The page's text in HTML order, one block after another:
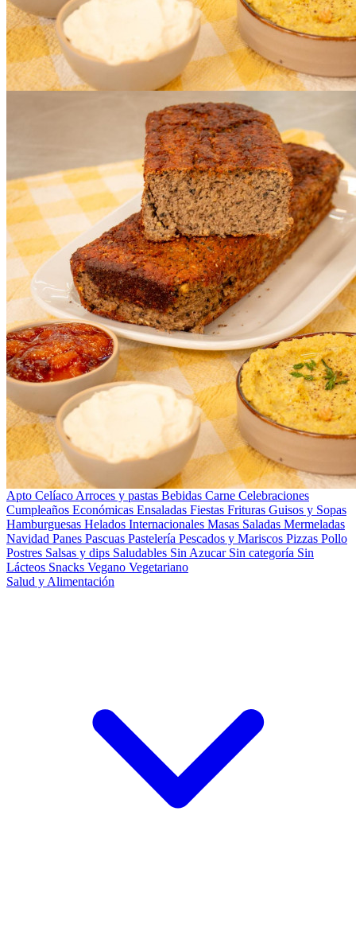
Apto Celíaco Arroces y pastas Bebidas Carne Celebraciones
Cumpleaños Económicas Ensaladas Fiestas Frituras Guisos y Sopas
Hamburguesas Helados Internacionales Masas Saladas Mermeladas
Navidad Panes Pascuas Pastelería Pescados y Mariscos Pizzas Pollo
Postres Salsas y dips Saludables Sin Azucar Sin categoría Sin
Lácteos Snacks Vegano Vegetariano
Salud y Alimentación